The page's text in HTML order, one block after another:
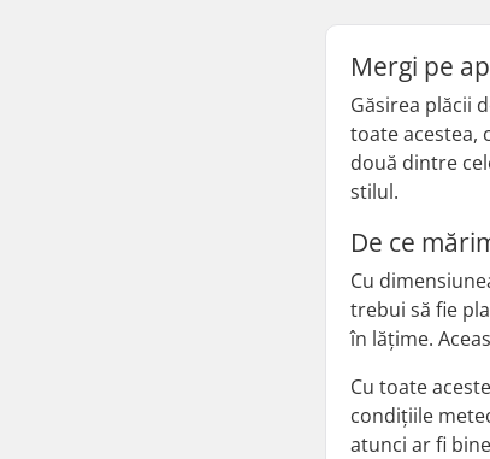
Mergi pe
Găsirea plăcii
toate acestea,
două dintre
stilul.
De ce
Cu
trebui să fie
în lățime.
Cu toate
condițiile
atunci ar fi